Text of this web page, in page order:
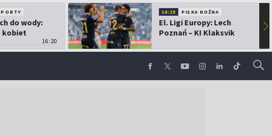
do wody:
kobiet
16:20
16:25 PIŁKA NOŻNA
El. Ligi Europy: Lech
Poznań – KI Klaksvik
▶